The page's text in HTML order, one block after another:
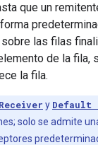
que un
las filas
de la fila,
la fila.
y Default
solo se admite